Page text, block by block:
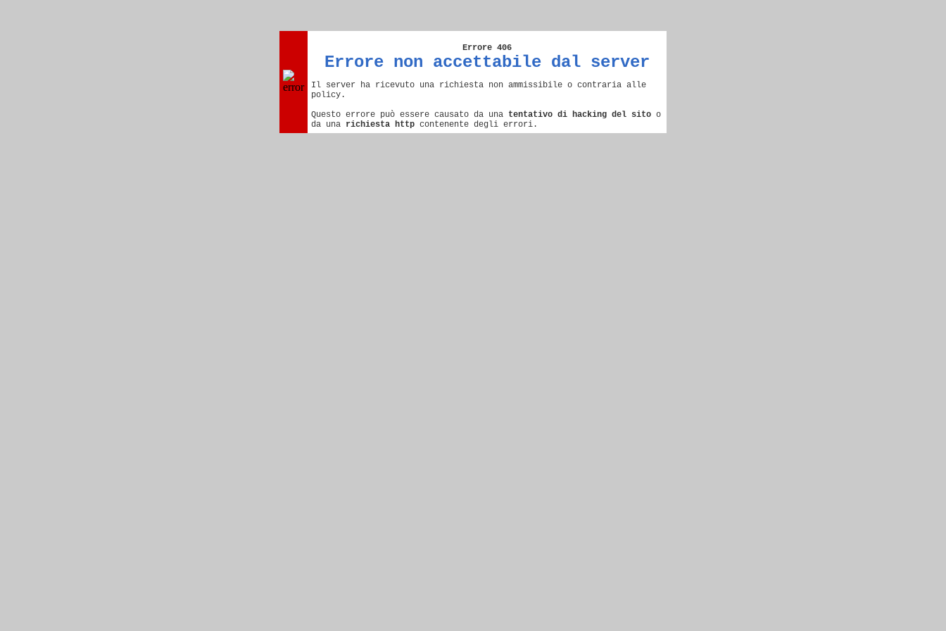
Errore 406
Errore non accettabile dal server
Il server ha ricevuto una richiesta non ammissibile o contraria alle
policy.
Questo errore può essere causato da una tentativo di hacking del sito o
da una richiesta http contenente degli errori.